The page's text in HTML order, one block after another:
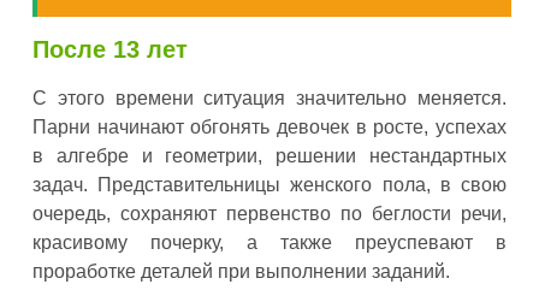
После 13 лет
С этого времени ситуация значительно меняется.
Парни начинают обгонять девочек в росте, успехах
в алгебре и геометрии, решении нестандартных
задач. Представительницы женского пола, в свою
очередь, сохраняют первенство по беглости речи,
красивому почерку, а также преуспевают в
проработке деталей при выполнении заданий.